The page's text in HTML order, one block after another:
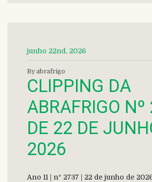
junho 22nd, 2026
By abrafrigo
CLIPPING DA
ABRAFRIGO
DE 22 DE
2026
Ano 11 | nº 2737 | 22 de junho de